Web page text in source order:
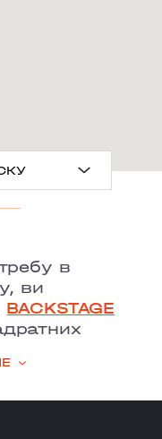
в
ви
BACKSTAGE